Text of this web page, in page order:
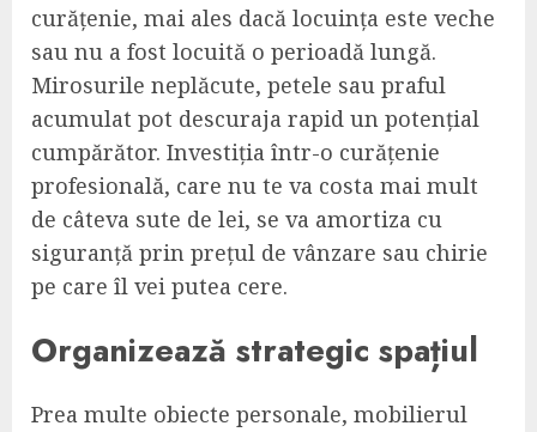
curățenie, mai ales dacă locuința este veche
sau nu a fost locuită o perioadă lungă.
Mirosurile neplăcute, petele sau praful
acumulat pot descuraja rapid un potențial
cumpărător. Investiția într-o curățenie
profesională, care nu te va costa mai mult
de câteva sute de lei, se va amortiza cu
siguranță prin prețul de vânzare sau chirie
pe care îl vei putea cere.
Organizează strategic spațiul
Prea multe obiecte personale, mobilierul